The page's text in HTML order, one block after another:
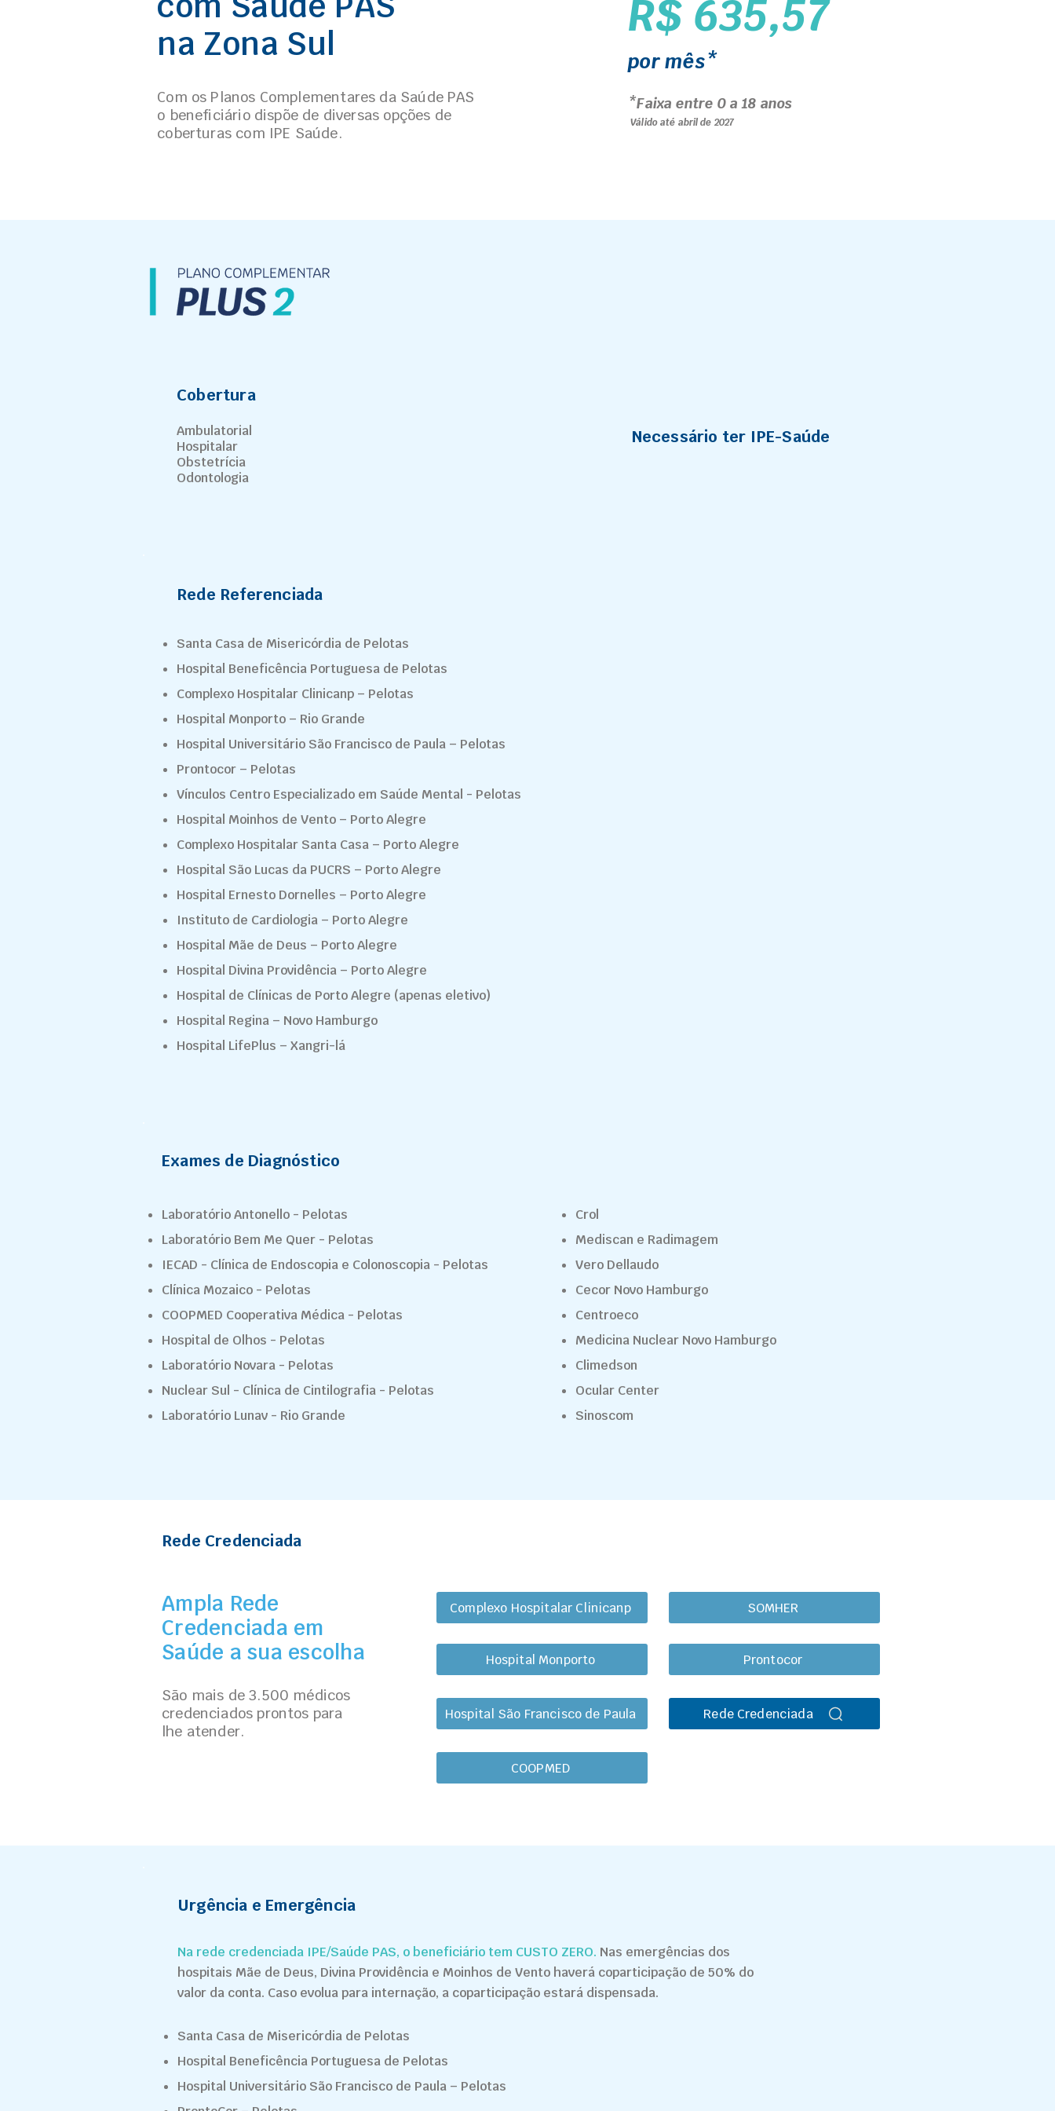
na Zona Sul
Com os Planos Complementares da Saúde PAS
o beneficiário dispõe de diversas opções de
coberturas com IPE Saúde.
R$ 635,57
por mês*
*Faixa entre 0 a 18 anos
Válido até abril de 2027
Cobertura
Ambulatorial
Hospitalar
Obstetrícia
Odontologia
Necessário ter IPE-Saúde
Rede Referenciada
Santa Casa de Misericórdia de Pelotas
Hospital Beneficência Portuguesa de Pelotas
Complexo Hospitalar Clinicanp – Pelotas
Hospital Monporto – Rio Grande
Hospital Universitário São Francisco de Paula – Pelotas
Prontocor – Pelotas
Vínculos Centro Especializado em Saúde Mental - Pelotas
Hospital Moinhos de Vento – Porto Alegre
Complexo Hospitalar Santa Casa – Porto Alegre
Hospital São Lucas da PUCRS – Porto Alegre
Hospital Ernesto Dornelles – Porto Alegre
Instituto de Cardiologia – Porto Alegre
Hospital Mãe de Deus – Porto Alegre
Hospital Divina Providência – Porto Alegre
Hospital de Clínicas de Porto Alegre (apenas eletivo)
Hospital Regina – Novo Hamburgo
Hospital LifePlus – Xangri-lá
Exames de Diagnóstico
Laboratório Antonello - Pelotas
Laboratório Bem Me Quer - Pelotas
IECAD - Clínica de Endoscopia e Colonoscopia - Pelotas
Clínica Mozaico - Pelotas
COOPMED Cooperativa Médica - Pelotas
Hospital de Olhos - Pelotas
Laboratório Novara - Pelotas
Nuclear Sul - Clínica de Cintilografia - Pelotas
Laboratório Lunav - Rio Grande
Crol
Mediscan e Radimagem
Vero Dellaudo
Cecor Novo Hamburgo
Centroeco
Medicina Nuclear Novo Hamburgo
Climedson
Ocular Center
Sinoscom
Rede Credenciada
Ampla Rede
Credenciada em
Saúde a sua escolha
São mais de 3.500 médicos
credenciados prontos para
lhe atender.
Complexo Hospitalar Clinicanp SOMHER
Hospital Monporto Prontocor
Hospital São Francisco de Paula Rede Credenciada
COOPMED
Urgência e Emergência
Na rede credenciada IPE/Saúde PAS, o beneficiário tem CUSTO ZERO. Nas emergências dos
hospitais Mãe de Deus, Divina Providência e Moinhos de Vento haverá coparticipação de 50% do
valor da conta. Caso evolua para internação, a coparticipação estará dispensada.
Santa Casa de Misericórdia de Pelotas
Hospital Beneficência Portuguesa de Pelotas
Hospital Universitário São Francisco de Paula – Pelotas